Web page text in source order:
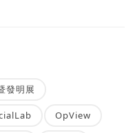
發明展
OpView